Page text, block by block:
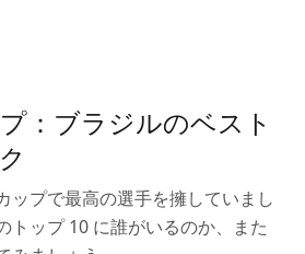
：ブラジルのベスト
ップで最高の選手を擁していまし
トップ 10 に誰がいるのか、また